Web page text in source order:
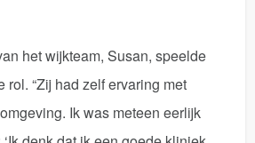
het wijkteam, Susan, speelde
rol. “Zij had zelf ervaring met
Ik was meteen eerlijk